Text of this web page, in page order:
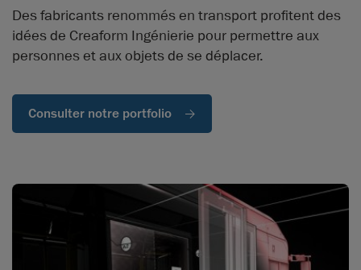
Des fabricants renommés en transport profitent des
idées de Creaform Ingénierie pour permettre aux
personnes et aux objets de se déplacer.
Consulter notre portfolio